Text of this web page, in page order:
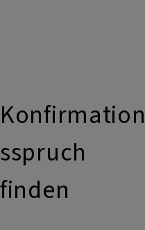
Konfirmation
sspruch
finden